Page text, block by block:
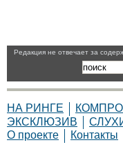
Pедакция не отвечает за
НА РИНГЕ
ЭКСКЛЮЗИВ
О проекте
Контакты